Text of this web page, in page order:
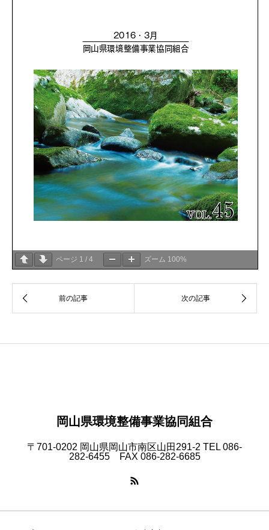
ページ 1 / 4 ズーム 100%
岡山県環境整備事業協同組合
〒701-0202 岡山県岡山市南区山田291-2 TEL 086-
282-6455 FAX 086-282-6685